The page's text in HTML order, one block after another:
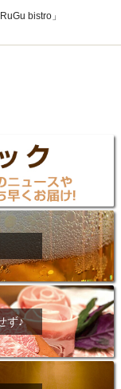
bistro」
ず♪